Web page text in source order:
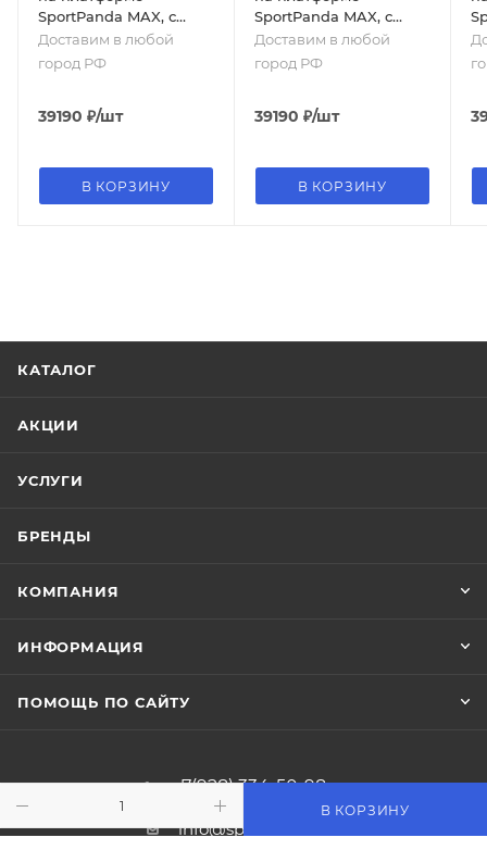
В КОРЗИНУ
SportPanda MAX, с
регулировкой по
высоте, красный
Доставим в любой
город РФ
39190 ₽/шт
В КОРЗИНУ
SportPanda MAX, с
регулировкой по
высоте, желтый
Доставим в любой
город РФ
39190 ₽/шт
В КОРЗИНУ
КАТАЛОГ
АКЦИИ
УСЛУГИ
БРЕНДЫ
КОМПАНИЯ
ИНФОРМАЦИЯ
ПОМОЩЬ ПО САЙТУ
+7(928) 334-50-98
info@sportpanda.ru